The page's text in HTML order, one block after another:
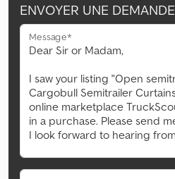
ENVOYER UNE DEMANDE
Message*